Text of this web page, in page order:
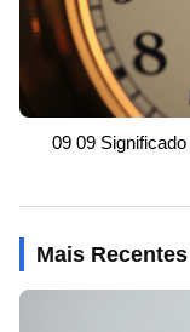
09 09
Mais Recentes